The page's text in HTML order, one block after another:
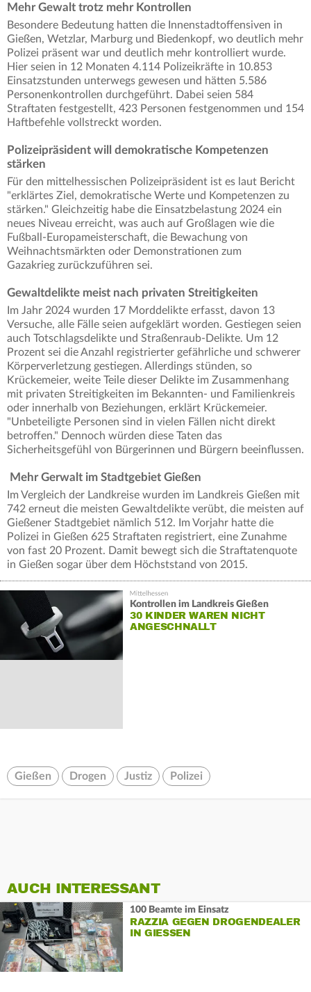
Mehr Gewalt trotz mehr Kontrollen
Besondere Bedeutung hatten die Innenstadtoffensiven in
Gießen, Wetzlar, Marburg und Biedenkopf, wo deutlich mehr
Polizei präsent war und deutlich mehr kontrolliert wurde.
Hier seien in 12 Monaten 4.114 Polizeikräfte in 10.853
Einsatzstunden unterwegs gewesen und hätten 5.586
Personenkontrollen durchgeführt. Dabei seien 584
Straftaten festgestellt, 423 Personen festgenommen und 154
Haftbefehle vollstreckt worden.
Polizeipräsident will demokratische Kompetenzen
stärken
Für den mittelhessischen Polizeipräsident ist es laut Bericht
"erklärtes Ziel, demokratische Werte und Kompetenzen zu
stärken." Gleichzeitig habe die Einsatzbelastung 2024 ein
neues Niveau erreicht, was auch auf Großlagen wie die
Fußball-Europameisterschaft, die Bewachung von
Weihnachtsmärkten oder Demonstrationen zum
Gazakrieg zurückzuführen sei.
Gewaltdelikte meist nach privaten Streitigkeiten
Im Jahr 2024 wurden 17 Morddelikte erfasst, davon 13
Versuche, alle Fälle seien aufgeklärt worden. Gestiegen seien
auch Totschlagsdelikte und Straßenraub-Delikte. Um 12
Prozent sei die Anzahl registrierter gefährliche und schwerer
Körperverletzung gestiegen. Allerdings stünden, so
Krückemeier, weite Teile dieser Delikte im Zusammenhang
mit privaten Streitigkeiten im Bekannten- und Familienkreis
oder innerhalb von Beziehungen, erklärt Krückemeier.
"Unbeteiligte Personen sind in vielen Fällen nicht direkt
betroffen." Dennoch würden diese Taten das
Sicherheitsgefühl von Bürgerinnen und Bürgern beeinflussen.
Mehr Gerwalt im Stadtgebiet Gießen
Im Vergleich der Landkreise wurden im Landkreis Gießen mit
742 erneut die meisten Gewaltdelikte verübt, die meisten auf
Gießener Stadtgebiet nämlich 512. Im Vorjahr hatte die
Polizei in Gießen 625 Straftaten registriert, eine Zunahme
von fast 20 Prozent. Damit bewegt sich die Straftatenquote
in Gießen sogar über dem Höchststand von 2015.
Kontrollen im Landkreis Gießen
30 KINDER WAREN NICHT
ANGESCHNALLT
Gießen Drogen Justiz Polizei
AUCH INTERESSANT
100 Beamte im Einsatz
RAZZIA GEGEN DROGENDEALER
IN GIESSEN